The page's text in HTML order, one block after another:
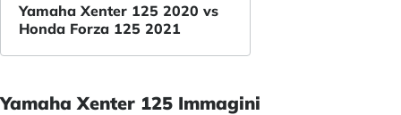
Yamaha Xenter 125 2020 vs
Honda Forza 125 2021
Yamaha Xenter 125 Immagini